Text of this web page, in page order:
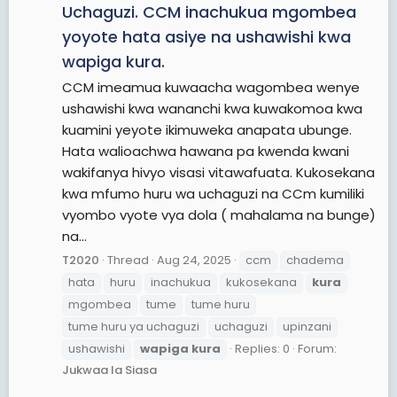
Uchaguzi. CCM inachukua mgombea
yoyote hata asiye na ushawishi kwa
wapiga kura.
CCM imeamua kuwaacha wagombea wenye
ushawishi kwa wananchi kwa kuwakomoa kwa
kuamini yeyote ikimuweka anapata ubunge.
Hata walioachwa hawana pa kwenda kwani
wakifanya hivyo visasi vitawafuata. Kukosekana
kwa mfumo huru wa uchaguzi na CCm kumiliki
vyombo vyote vya dola ( mahalama na bunge)
na...
T2020 Thread Aug 24, 2025 ccm
chadema
hata
huru inachukua kukosekana
kura
mgombea
tume
tume huru
tume huru ya uchaguzi
uchaguzi
upinzani
ushawishi
wapiga kura Replies: 0 Forum:
Jukwaa la Siasa